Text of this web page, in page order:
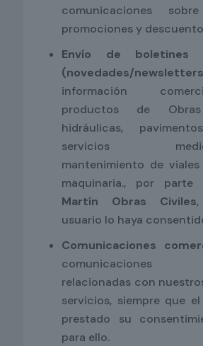
comunicaciones
promociones y
Envío de boletines
(novedades/
información
productos de
hidráulicas,
servicios
mantenimiento de
maquinaria., por parte
Martín Obras Civiles
usuario lo haya
Comunicaciones
comunicaciones
relacionadas con
servicios, siempre que
prestado su
para ello.